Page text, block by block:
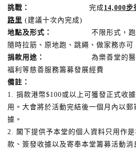
挑戰：
完成14,000步
路里 (建議十次內完成)
地點及形式： 不限形式，
隨時拉筋、原地跑、跳繩、做家務亦可
捐款用途： 為樂善堂的
福利等慈善服務籌募發展經費
備註：
1. 捐款港幣$100或以上可獲發正式收
用。大會將於活動完結後一個月內以
據。
2. 閣下提供予本堂的個人資料只用作
款、簽發收據以及寄奉本堂籌募活動消